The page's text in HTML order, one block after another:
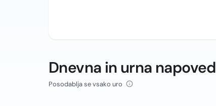
Dnevna in urna napoved
Posodablja se vsako uro